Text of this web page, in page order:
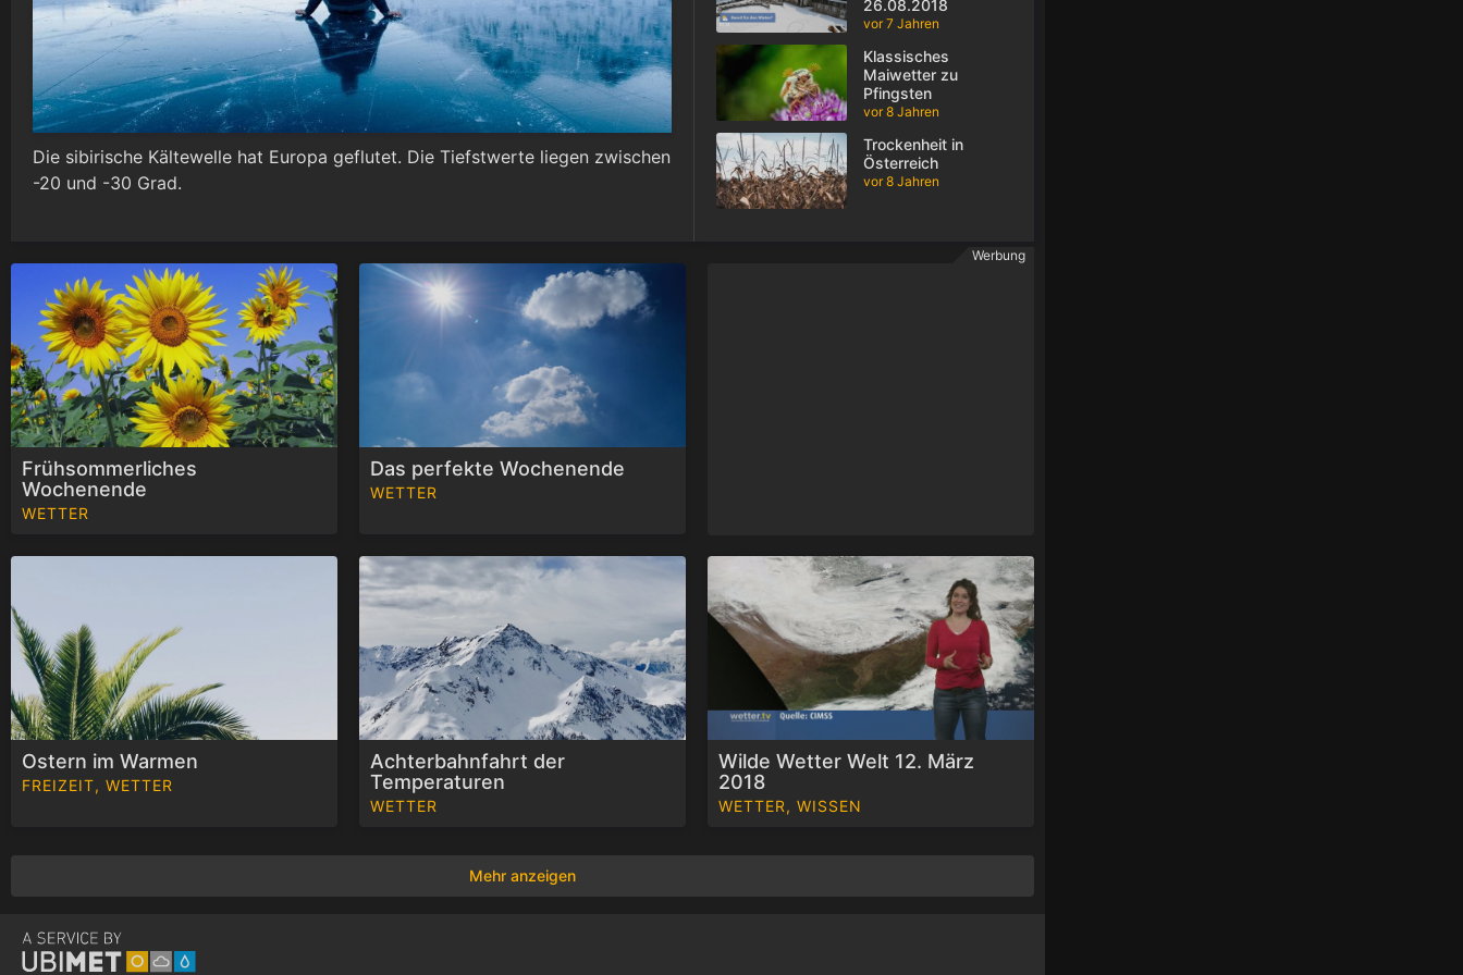
l
a
e
Die sibirische Kältewelle hat Europa geflutet. Die Tiefstwerte liegen zwischen
-20 und -30 Grad.
26.08.2018
vor 7 Jahren
Klassisches
Maiwetter zu
Pfingsten
vor 8 Jahren
Trockenheit in
Österreich
vor 8 Jahren
Frühsommerliches
Wochenende
WETTER
Das perfekte Wochenende
WETTER
Ostern im Warmen
FREIZEIT, WETTER
Achterbahnfahrt der
Temperaturen
WETTER
Wilde Wetter Welt 12. März
2018
WETTER, WISSEN
Mehr anzeigen